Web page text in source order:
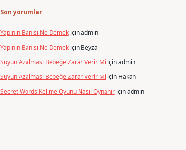
Son yorumlar
Yapının Banisi Ne Demekiçinadmin
Yapının Banisi Ne Demekiçin Beyza
Suyun Azalması Bebeğe Zarar Verir Mi içinadmin
Suyun Azalması Bebeğe Zarar Verir Mi için Hakan
Secret Words Kelime Oyunu Nasıl Oynanıriçinadmin